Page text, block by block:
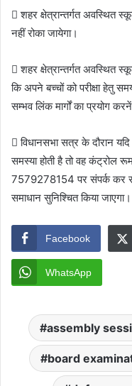
 शहर क्षेत्रान्तर्गत अवस्थित
नहीं रोका जायेगा।
 शहर क्षेत्रान्तर्गत अवस्थित
कि अपने बच्चों को परीक्षा हेतु
सम्भव लिंक मार्गों का प्रयोग
 विधानसभा सत्र के दौरान यदि
समस्या होती है तो वह कंट्रोल
7579278154 पर संपर्क कर
समाधान सुनिश्चित किया जाएगा।
Facebook
WhatsApp
assembly
board